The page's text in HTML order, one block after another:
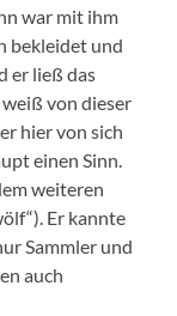
war mit ihm
bekleidet und
er ließ das
von dieser
hier von sich
einen Sinn.
weiteren
Er kannte
Sammler und
auch